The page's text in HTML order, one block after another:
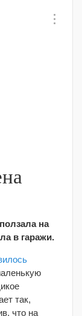
на
в гаражи.
так,
что на